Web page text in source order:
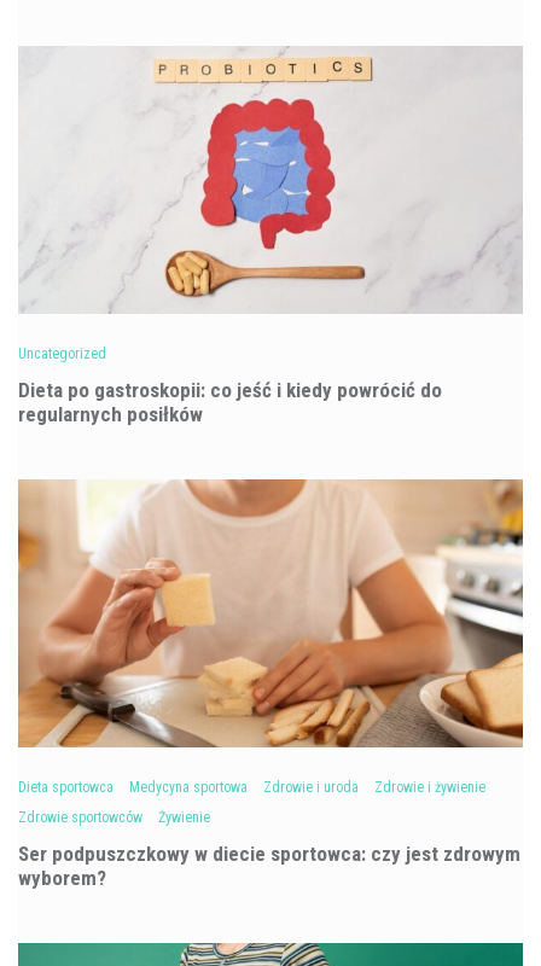
Uncategorized
Dieta po gastroskopii: co jeść i kiedy powrócić do
regularnych posiłków
Dieta sportowca Medycyna sportowa Zdrowie i uroda
Zdrowie i żywienie
Zdrowie sportowców
Żywienie
Ser podpuszczkowy w diecie sportowca: czy jest zdrowym
wyborem?